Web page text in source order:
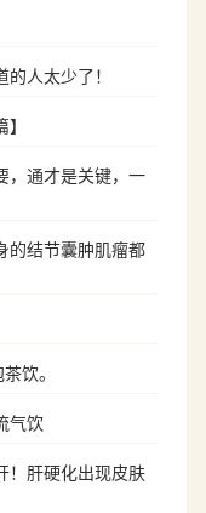
人太少了！
，通才是关键，一
的结节囊肿肌瘤都
饮。
气饮
！肝硬化出现皮肤